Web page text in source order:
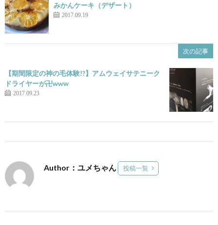
みかんケーキ（デザート）
2017.09.19
次の記事
【期間限定の神の毛体験!?】アムウェイサテニーク
ドライヤーが卍www
2017.09.23
Author：ユメちゃん 投稿一覧